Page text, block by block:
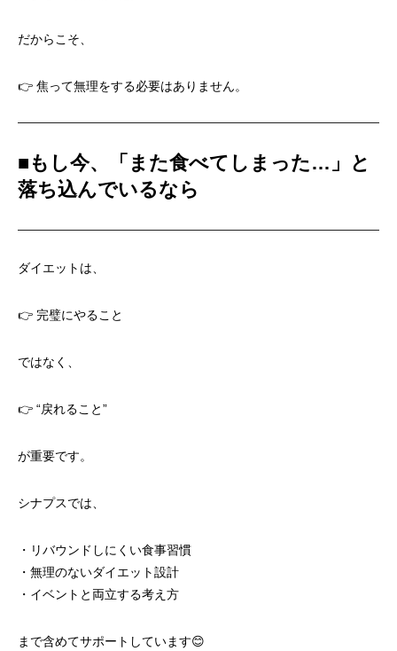
だからこそ、
👉 焦って無理をする必要はありません。
■ もし今、「また食べてしまった…」と
落ち込んでいるなら
ダイエットは、
👉 完璧にやること
ではなく、
👉 “戻れること”
が重要です。
シナプスでは、
・リバウンドしにくい食事習慣
・無理のないダイエット設計
・イベントと両立する考え方
まで含めてサポートしています😊